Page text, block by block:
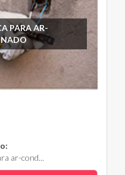
PARA AR-
ar-cond...